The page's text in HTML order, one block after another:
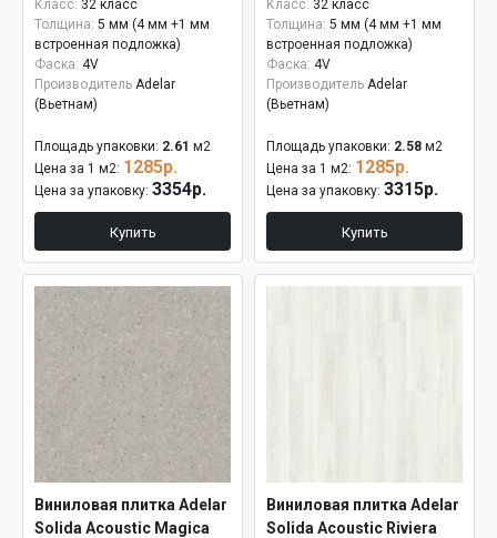
Класс: 32 класс
Толщина: 5 мм (4 мм +1 мм
встроенная подложка)
Фаска: 4V
Производитель Adelar
(Вьетнам)
Площадь упаковки: 2.61 м2
Цена за 1 м2: 1285р.
Цена за упаковку: 3354р.
Купить
Класс: 32 класс
Толщина: 5 мм (4 мм +1 мм
встроенная подложка)
Фаска: 4V
Производитель Adelar
(Вьетнам)
Площадь упаковки: 2.58 м2
Цена за 1 м2: 1285р.
Цена за упаковку: 3315р.
Купить
Виниловая плитка Adelar
Solida Acoustic Magica
Виниловая плитка Adelar
Solida Acoustic Riviera